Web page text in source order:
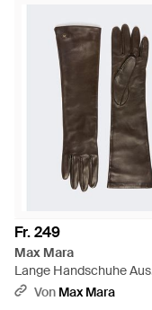
Fr. 249
Max Mara
Lange Handschuhe Aus
Nappaleder - Braun
Von Max Mara